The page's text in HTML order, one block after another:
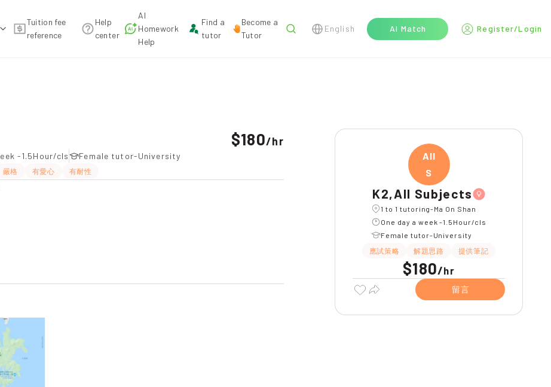
Tuition fee
reference
Help
center
AI
Homework
Help
Find a
tutor
Become a
Tutor
English AI Match Register/Login
-1.5Hour/cls Female tutor-University
嚴格 有愛心 有耐性
$180/hr
All
S
K2,All Subjects
1 to 1 tutoring-Ma On Shan
One day a week -1.5Hour/cls
Female tutor-University
應試策略
解題思路 提供筆記
$180/hr
留言